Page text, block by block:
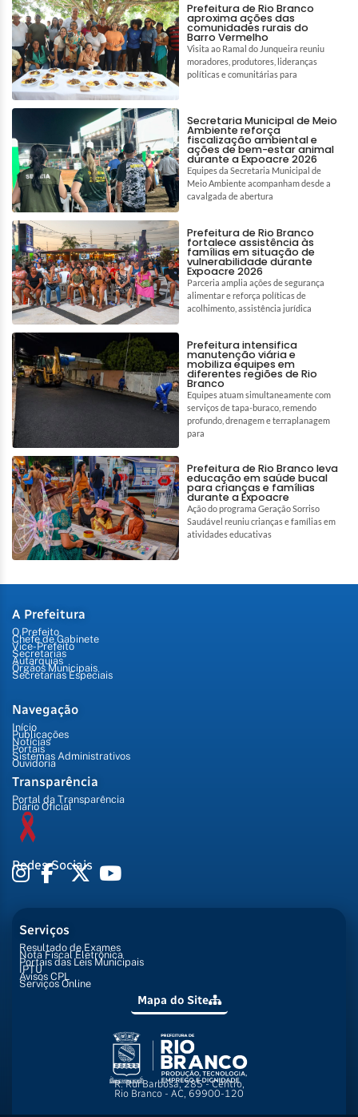
Prefeitura de Rio Branco
aproxima ações das
comunidades rurais do
Barro Vermelho
Visita ao Ramal do Junqueira reuniu
moradores, produtores, lideranças
políticas e comunitárias para
Secretaria Municipal de Meio
Ambiente reforça
fiscalização ambiental e
ações de bem-estar animal
durante a Expoacre 2026
Equipes da Secretaria Municipal de
Meio Ambiente acompanham desde a
cavalgada de abertura
Prefeitura de Rio Branco
fortalece assistência às
famílias em situação de
vulnerabilidade durante
Expoacre 2026
Parceria amplia ações de segurança
alimentar e reforça políticas de
acolhimento, assistência jurídica
Prefeitura intensifica
manutenção viária e
mobiliza equipes em
diferentes regiões de Rio
Branco
Equipes atuam simultaneamente com
serviços de tapa-buraco, remendo
profundo, drenagem e terraplanagem
para
Prefeitura de Rio Branco leva
educação em saúde bucal
para crianças e famílias
durante a Expoacre
Ação do programa Geração Sorriso
Saudável reuniu crianças e famílias em
atividades educativas
A Prefeitura
O Prefeito
Chefe de Gabinete
Vice-Prefeito
Secretarias
Autarquias
Órgãos Municipais
Secretarias Especiais
Navegação
Início
Publicações
Notícias
Portais
Sistemas Administrativos
Ouvidoria
Transparência
Portal da Transparência
Diário Oficial
Redes Sociais
Serviços
Resultado de Exames
Nota Fiscal Eletrônica
Portais das Leis Municipais
IPTU
Avisos CPL
Serviços Online
Mapa do Site
R. Rui Barbosa, 285 - Centro,
Rio Branco - AC, 69900-120